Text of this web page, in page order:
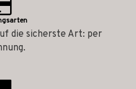
die sicherste Art: per